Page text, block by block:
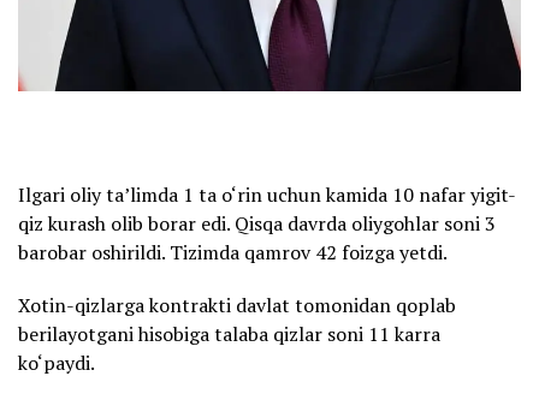
Ilgari oliy ta’limda 1 ta o‘rin uchun kamida 10 nafar yigit-
qiz kurash olib borar edi. Qisqa davrda oliygohlar soni 3
barobar oshirildi. Tizimda qamrov 42 foizga yetdi.
Xotin-qizlarga kontrakti davlat tomonidan qoplab
berilayotgani hisobiga talaba qizlar soni 11 karra
ko‘paydi.